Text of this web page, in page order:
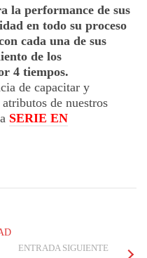
la performance de sus
en todo su proceso
cada una de sus
de los
4 tiempos.
de capacitar y
de nuestros
SERIE EN
ENTRADA SIGUIENTE